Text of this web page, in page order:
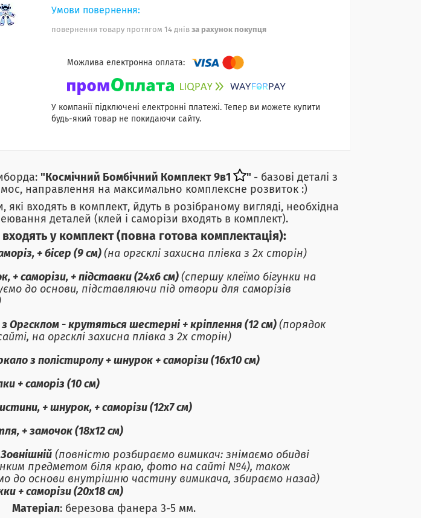
повернення товару протягом 14 днів за рахунок покупця
У компанії підключені електронні платежі. Тепер ви можете купити
будь-який товар не покидаючи сайту.
"Космічний Бомбічний Комплект 9в1 " - базові деталі з
направлення на максимально комплексне розвиток :)
які входять в комплект, йдуть в розібраному вигляді, необхідна
деталей (клей і саморізи входять в комплект).
у комплект (повна готова комплектація):
+ бісер (9 см) (на оргсклі захисна плівка з 2х сторін)
+ саморізи, + підставки (24х6 см) (спершу клеїмо бігунки на
до основи, підставляючи під отвори для саморізів
Оргсклом - крутяться шестерні + кріплення (12 см) (порядок
на оргсклі захисна плівка з 2х сторін)
з полістиролу + шнурок + саморізи (16х10 см)
+ саморіз (10 см)
+ шнурок, + саморізи (12х7 см)
+ замочок (18х12 см)
(повністю розбираємо вимикач: знімаємо обидві
предметом біля краю, фото на сайті №4), також
до основи внутрішню частину вимикача, збираємо назад)
+ саморізи (20х18 см)
Матеріал: березова фанера 3-5 мм.